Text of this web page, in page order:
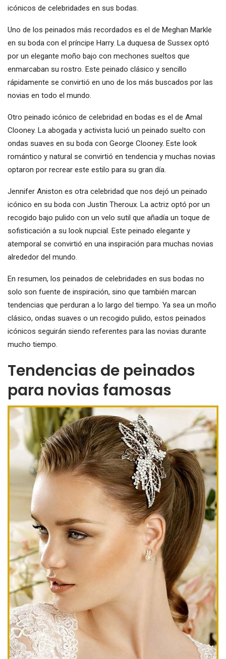
icónicos de celebridades en sus bodas.
Uno de los peinados más recordados es el de Meghan Markle
en su boda con el príncipe Harry. La duquesa de Sussex optó
por un elegante moño bajo con mechones sueltos que
enmarcaban su rostro. Este peinado clásico y sencillo
rápidamente se convirtió en uno de los más buscados por las
novias en todo el mundo.
Otro peinado icónico de celebridad en bodas es el de Amal
Clooney. La abogada y activista lució un peinado suelto con
ondas suaves en su boda con George Clooney. Este look
romántico y natural se convirtió en tendencia y muchas novias
optaron por recrear este estilo para su gran día.
Jennifer Aniston es otra celebridad que nos dejó un peinado
icónico en su boda con Justin Theroux. La actriz optó por un
recogido bajo pulido con un velo sutil que añadía un toque de
sofisticación a su look nupcial. Este peinado elegante y
atemporal se convirtió en una inspiración para muchas novias
alrededor del mundo.
En resumen, los peinados de celebridades en sus bodas no
solo son fuente de inspiración, sino que también marcan
tendencias que perduran a lo largo del tiempo. Ya sea un moño
clásico, ondas suaves o un recogido pulido, estos peinados
icónicos seguirán siendo referentes para las novias durante
mucho tiempo.
Tendencias de peinados
para novias famosas